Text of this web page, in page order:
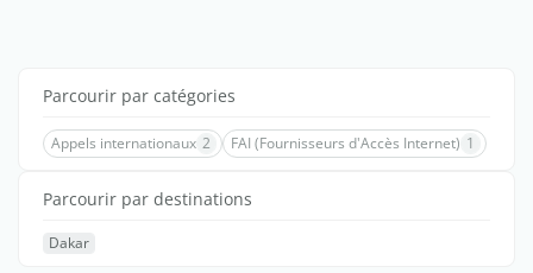
Parcourir par catégories
Appels internationaux 2 FAI (Fournisseurs d'Accès Internet) 1
Parcourir par destinations
Dakar